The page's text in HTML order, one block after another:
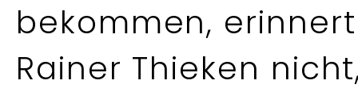
bekommen,
Rainer Thieken